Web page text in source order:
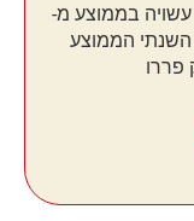
בממוצע מ-
השנתי הממוצע